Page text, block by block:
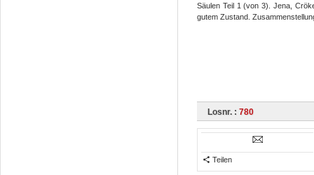
Säulen Teil 1 (von 3). Jena,
gutem Zustand.
Losnr. : 780
Teilen